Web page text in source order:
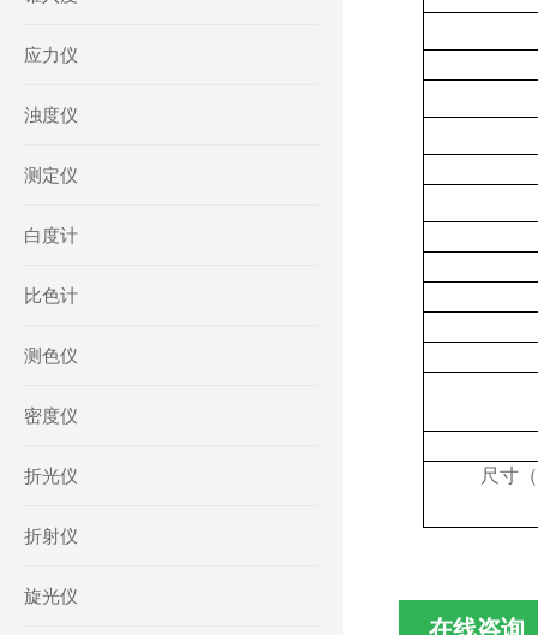
应力仪
浊度仪
测定仪
白度计
比色计
测色仪
密度仪
折光仪
折射仪
旋光仪
尺寸
在线咨询